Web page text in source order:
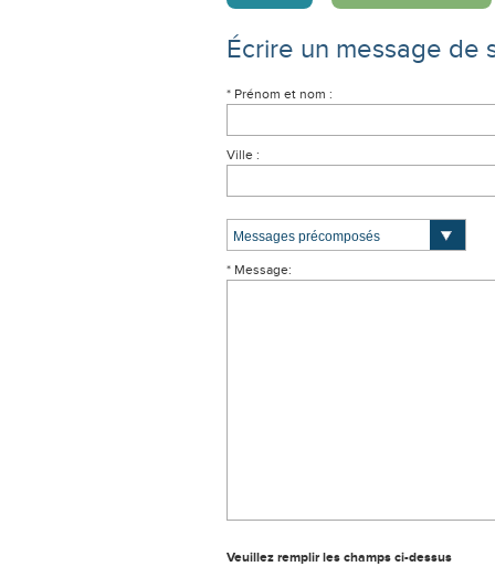
Écrire un message de
* Prénom et nom :
Ville :
* Message:
Veuillez remplir les champs ci-dessus